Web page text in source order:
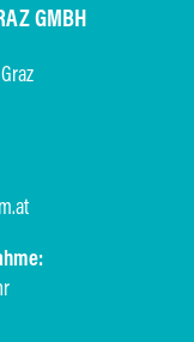
GMBH